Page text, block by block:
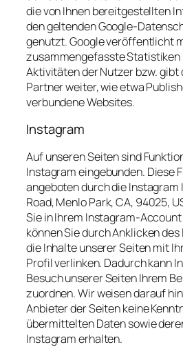
die von Ihnen bereitgestellten
den geltenden Google-
genutzt. Google veröffentlicht
zusammengefasste Statistiken
Aktivitäten der Nutzer bzw. gibt
Partner weiter, wie etwa
verbundene Websites.
Instagram
Auf unseren Seiten sind
Instagram eingebunden. Diese
angeboten durch die Instagram
Road, Menlo Park, CA, 94025,
Sie in Ihrem Instagram-
können Sie durch Anklicken
die Inhalte unserer Seiten mit
Profil verlinken. Dadurch kann
Besuch unserer Seiten Ihrem
zuordnen. Wir weisen darauf
Anbieter der Seiten keine
übermittelten Daten sowie
Instagram erhalten.